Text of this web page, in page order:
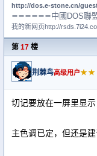
http://dos.e-stone.cn/
＝＝＝＝＝＝中國DOS聯
我的新网页http://
第 17 楼
荆棘鸟高级用户★★
切记要放在一屏里显
主色调已定，但还是